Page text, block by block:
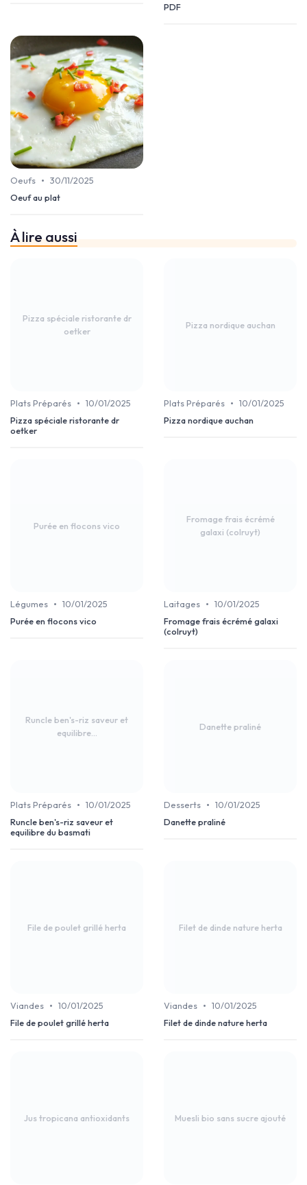
PDF
Oeufs • 30/11/2025
Oeuf au plat
À lire aussi
Pizza spéciale ristorante dr
oetker
Plats Préparés • 10/01/2025
Pizza spéciale ristorante dr
oetker
Pizza nordique auchan
Plats Préparés • 10/01/2025
Pizza nordique auchan
Purée en flocons vico
Légumes • 10/01/2025
Purée en flocons vico
Fromage frais écrémé
galaxi (colruyt)
Laitages • 10/01/2025
Fromage frais écrémé galaxi
(colruyt)
Runcle ben's-riz saveur et
equilibre...
Plats Préparés • 10/01/2025
Runcle ben's-riz saveur et
equilibre du basmati
Danette praliné
Desserts • 10/01/2025
Danette praliné
File de poulet grillé herta
Viandes • 10/01/2025
File de poulet grillé herta
Filet de dinde nature herta
Viandes • 10/01/2025
Filet de dinde nature herta
Jus tropicana antioxidants Muesli bio sans sucre ajouté